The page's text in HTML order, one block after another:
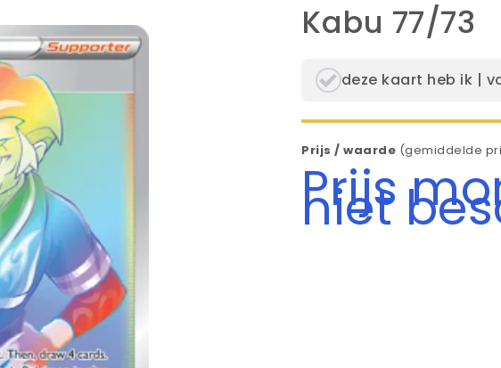
Kabu 77/73
deze kaart heb ik |
Prijs / waarde (gemiddelde
Prijs
niet